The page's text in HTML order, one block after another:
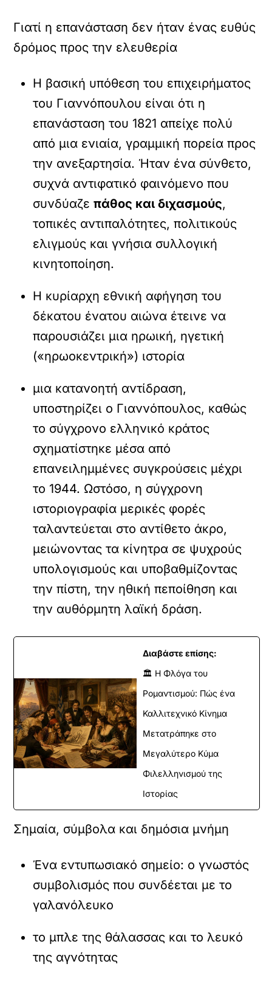
Γιατί η επανάσταση δεν ήταν ένας ευθύς
δρόμος προς την ελευθερία
Η βασική υπόθεση του επιχειρήματος
του Γιαννόπουλου είναι ότι η
επανάσταση του 1821 απείχε πολύ
από μια ενιαία, γραμμική πορεία προς
την ανεξαρτησία. Ήταν ένα σύνθετο,
συχνά αντιφατικό φαινόμενο που
συνδύαζεπάθος και διχασμούς,
τοπικές αντιπαλότητες, πολιτικούς
ελιγμούς και γνήσια συλλογική
κινητοποίηση.
Η κυρίαρχη εθνική αφήγηση του
δέκατου ένατου αιώνα έτεινε να
παρουσιάζει μια ηρωική, ηγετική
(«ηρωοκεντρική») ιστορία
μια κατανοητή αντίδραση,
υποστηρίζει ο Γιαννόπουλος, καθώς
το σύγχρονο ελληνικό κράτος
σχηματίστηκε μέσα από
επανειλημμένες συγκρούσεις μέχρι
το 1944. Ωστόσο, η σύγχρονη
ιστοριογραφία μερικές φορές
ταλαντεύεται στο αντίθετο άκρο,
μειώνοντας τα κίνητρα σε ψυχρούς
υπολογισμούς και υποβαθμίζοντας
την πίστη, την ηθική πεποίθηση και
την αυθόρμητη λαϊκή δράση.
Διαβάστε επίσης:
🏛️ Η Φλόγα του
Ρομαντισμού: Πώς ένα
Καλλιτεχνικό Κίνημα
Μετατράπηκε στο
Μεγαλύτερο Κύμα
Φιλελληνισμού της
Ιστορίας
Σημαία, σύμβολα και δημόσια μνήμη
Ένα εντυπωσιακό σημείο: ο γνωστός
συμβολισμός που συνδέεται με το
γαλανόλευκο
το μπλε της θάλασσας και το λευκό
της αγνότητας